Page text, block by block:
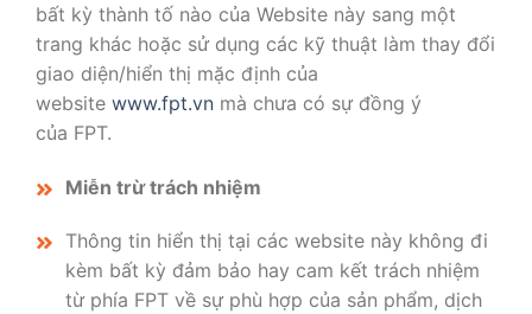
bất kỳ thành tố nào của Website này sang một
trang khác hoặc sử dụng các kỹ thuật làm thay đổi
giao diện/hiển thị mặc định của
website www.fpt.vn mà chưa có sự đồng ý
của FPT.
Miễn trừ trách nhiệm
Thông tin hiển thị tại các website này không đi
kèm bất kỳ đảm bảo hay cam kết trách nhiệm
từ phía FPT về sự phù hợp của sản phẩm, dịch